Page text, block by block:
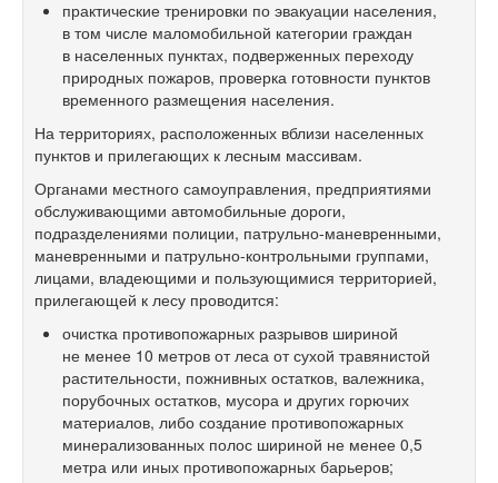
практические тренировки по эвакуации населения,
в том числе маломобильной категории граждан
в населенных пунктах, подверженных переходу
природных пожаров, проверка готовности пунктов
временного размещения населения.
На территориях, расположенных вблизи населенных
пунктов и прилегающих к лесным массивам.
Органами местного самоуправления, предприятиями
обслуживающими автомобильные дороги,
подразделениями полиции, патрульно-маневренными,
маневренными и патрульно-контрольными группами,
лицами, владеющими и пользующимися территорией,
прилегающей к лесу проводится:
очистка противопожарных разрывов шириной
не менее 10 метров от леса от сухой травянистой
растительности, пожнивных остатков, валежника,
порубочных остатков, мусора и других горючих
материалов, либо создание противопожарных
минерализованных полос шириной не менее 0,5
метра или иных противопожарных барьеров;